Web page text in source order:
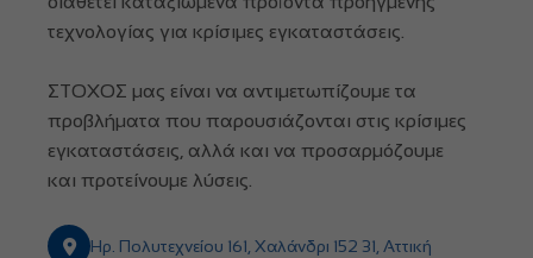
τεχνολογίας για κρίσιμες εγκαταστάσεις.
ΣΤΟΧΟΣ μας είναι να αντιμετωπίζουμε τα
προβλήματα που παρουσιάζονται στις κρίσιμες
εγκαταστάσεις, αλλά και να προσαρμόζουμε
και προτείνουμε λύσεις.
Ηρ. Πολυτεχνείου 161, Χαλάνδρι 152 31, Αττική